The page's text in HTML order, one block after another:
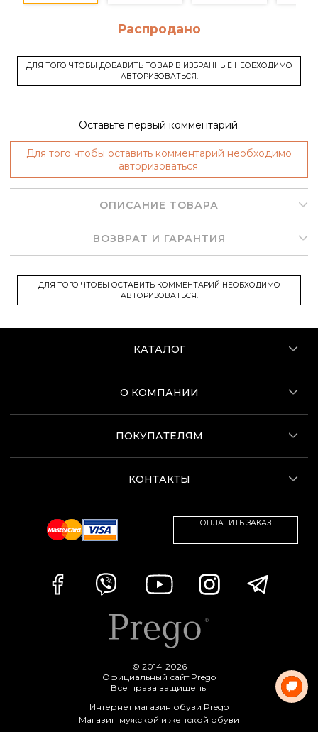
Распродано
ДЛЯ ТОГО ЧТОБЫ ДОБАВИТЬ ТОВАР В ИЗБРАННЫЕ НЕОБХОДИМО
АВТОРИЗОВАТЬСЯ.
Оставьте первый комментарий.
Для того чтобы оставить комментарий необходимо
авторизоваться.
ОПИСАНИЕ ТОВАРА
ВОЗВРАТ И ГАРАНТИЯ
ДЛЯ ТОГО ЧТОБЫ ОСТАВИТЬ КОММЕНТАРИЙ НЕОБХОДИМО
АВТОРИЗОВАТЬСЯ.
КАТАЛОГ
О КОМПАНИИ
ПОКУПАТЕЛЯМ
КОНТАКТЫ
ОПЛАТИТЬ ЗАКАЗ
© 2014-2026
Официальный сайт Prego
Все права защищены
Интернет магазин обуви Prego
Магазин мужской и женской обуви